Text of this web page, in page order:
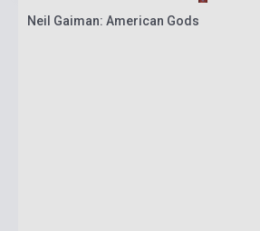
Neil Gaiman: American Gods